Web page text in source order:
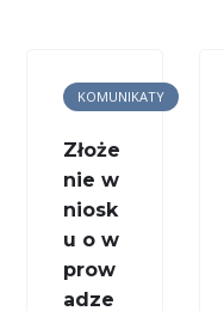
KOMUNIKATY
Złoże
nie w
niosk
u o w
prow
adze